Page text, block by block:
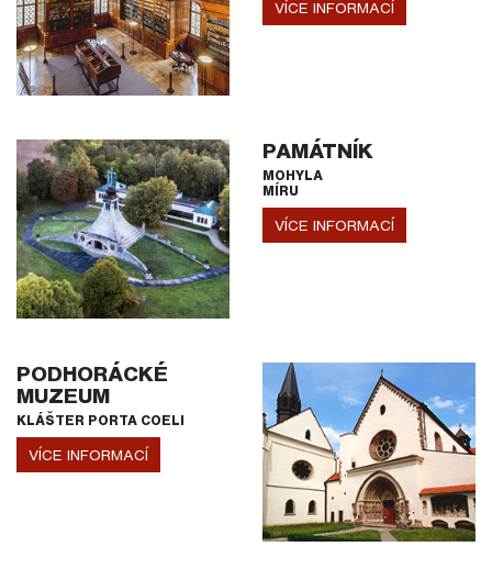
VÍCE INFORMACÍ
PAMÁTNÍK
MOHYLA
MÍRU
VÍCE INFORMACÍ
PODHORÁCKÉ
MUZEUM
KLÁŠTER PORTA COELI
VÍCE INFORMACÍ